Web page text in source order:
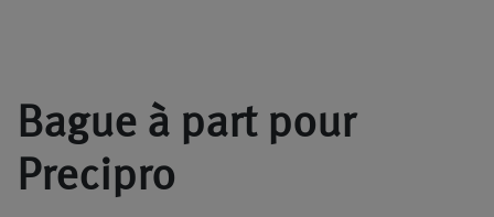
Bague à part pour
Precipro